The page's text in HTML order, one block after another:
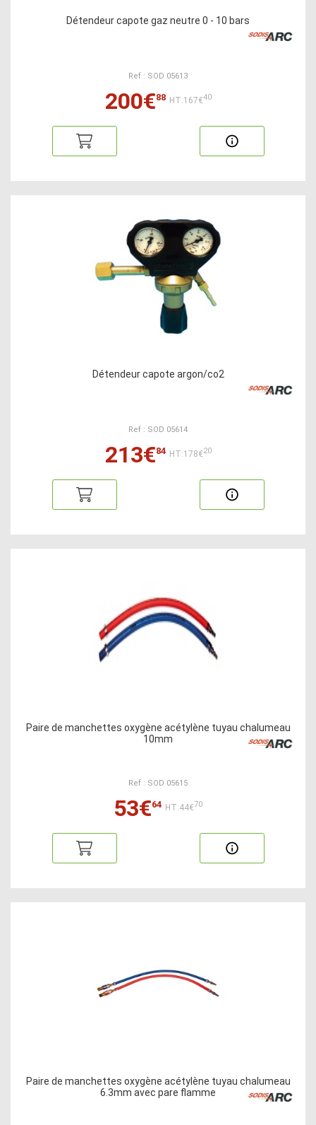
Détendeur capote gaz neutre 0 - 10 bars
Ref : SOD 05613
200€88 HT:167€40
Détendeur capote argon/co2
Ref : SOD 05614
213€84 HT:178€20
Paire de manchettes oxygène acétylène tuyau chalumeau
10mm
Ref : SOD 05615
53€64 HT:44€70
Paire de manchettes oxygène acétylène tuyau chalumeau
6.3mm avec pare flamme